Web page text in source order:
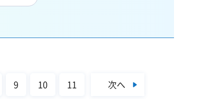
9 10 11
次へ